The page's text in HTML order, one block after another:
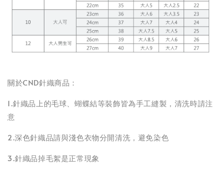
關於CND針織商品：
1.針織品上的毛球、蝴蝶結等裝飾皆為手工縫製，清洗時請注
意
2.深色針織品請與淺色衣物分開清洗，避免染色
3.針織品掉毛絮是正常現象